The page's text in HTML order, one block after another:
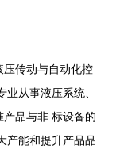
传动与自动化控
从事液压系统、
品与非 标设备的
产能和提升产品品